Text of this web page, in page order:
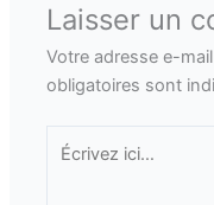
Laisser un
Votre adresse e-
obligatoires sont
Écrivez
ici…